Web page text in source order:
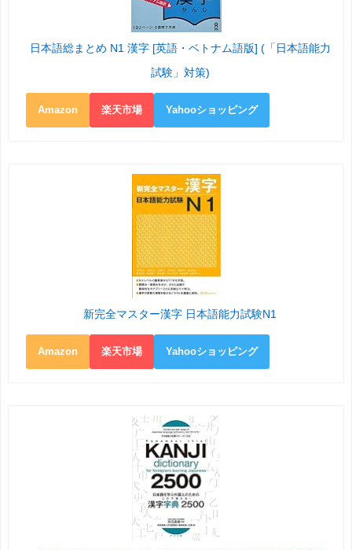
日本語総まとめ N1 漢字 [英語・ベトナム語版] (「日本語能力
試験」対策)
Amazon 楽天市場 Yahooショッピング
新完全マスター漢字 日本語能力試験N1
Amazon 楽天市場 Yahooショッピング